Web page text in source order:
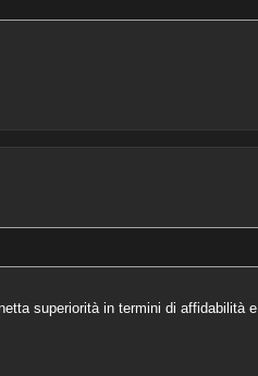
superiorità in termini di affidabilità e